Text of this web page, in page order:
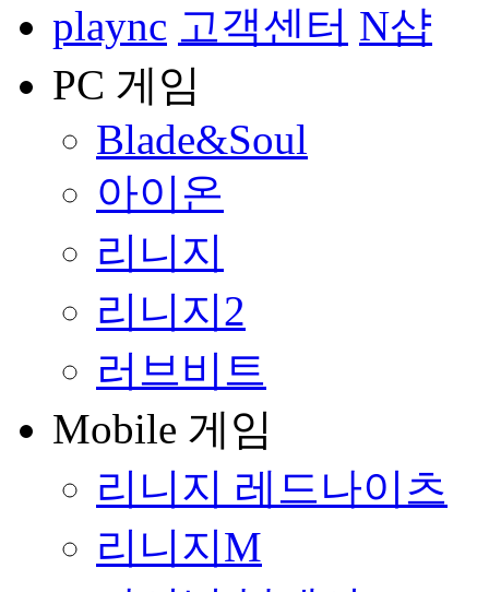
plaync 고객센터 N샵
PC 게임
Blade&Soul
아이온
리니지
리니지2
러브비트
Mobile 게임
리니지 레드나이츠
리니지M